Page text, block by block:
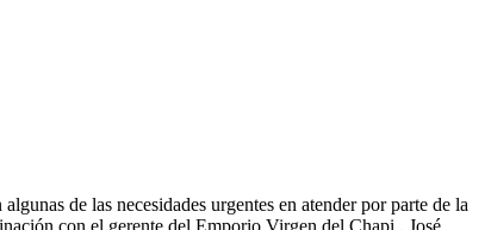
de las necesidades urgentes en atender por parte de la
con el gerente del Emporio Virgen del Chapi , José